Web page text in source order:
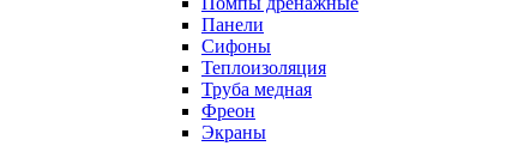
Панели
Сифоны
Теплоизоляция
Труба медная
Фреон
Экраны